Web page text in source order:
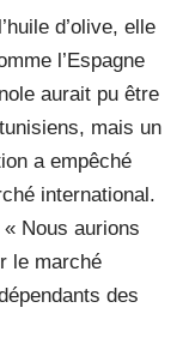
d’olive, elle
l’Espagne
aurait pu être
mais un
a empêché
international.
Nous aurions
le marché
des